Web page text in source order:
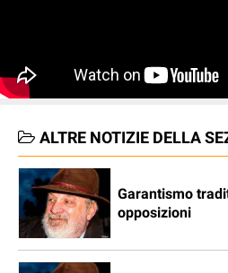
ALTRE NOTIZIE DELLA
Garantismo
opposizioni